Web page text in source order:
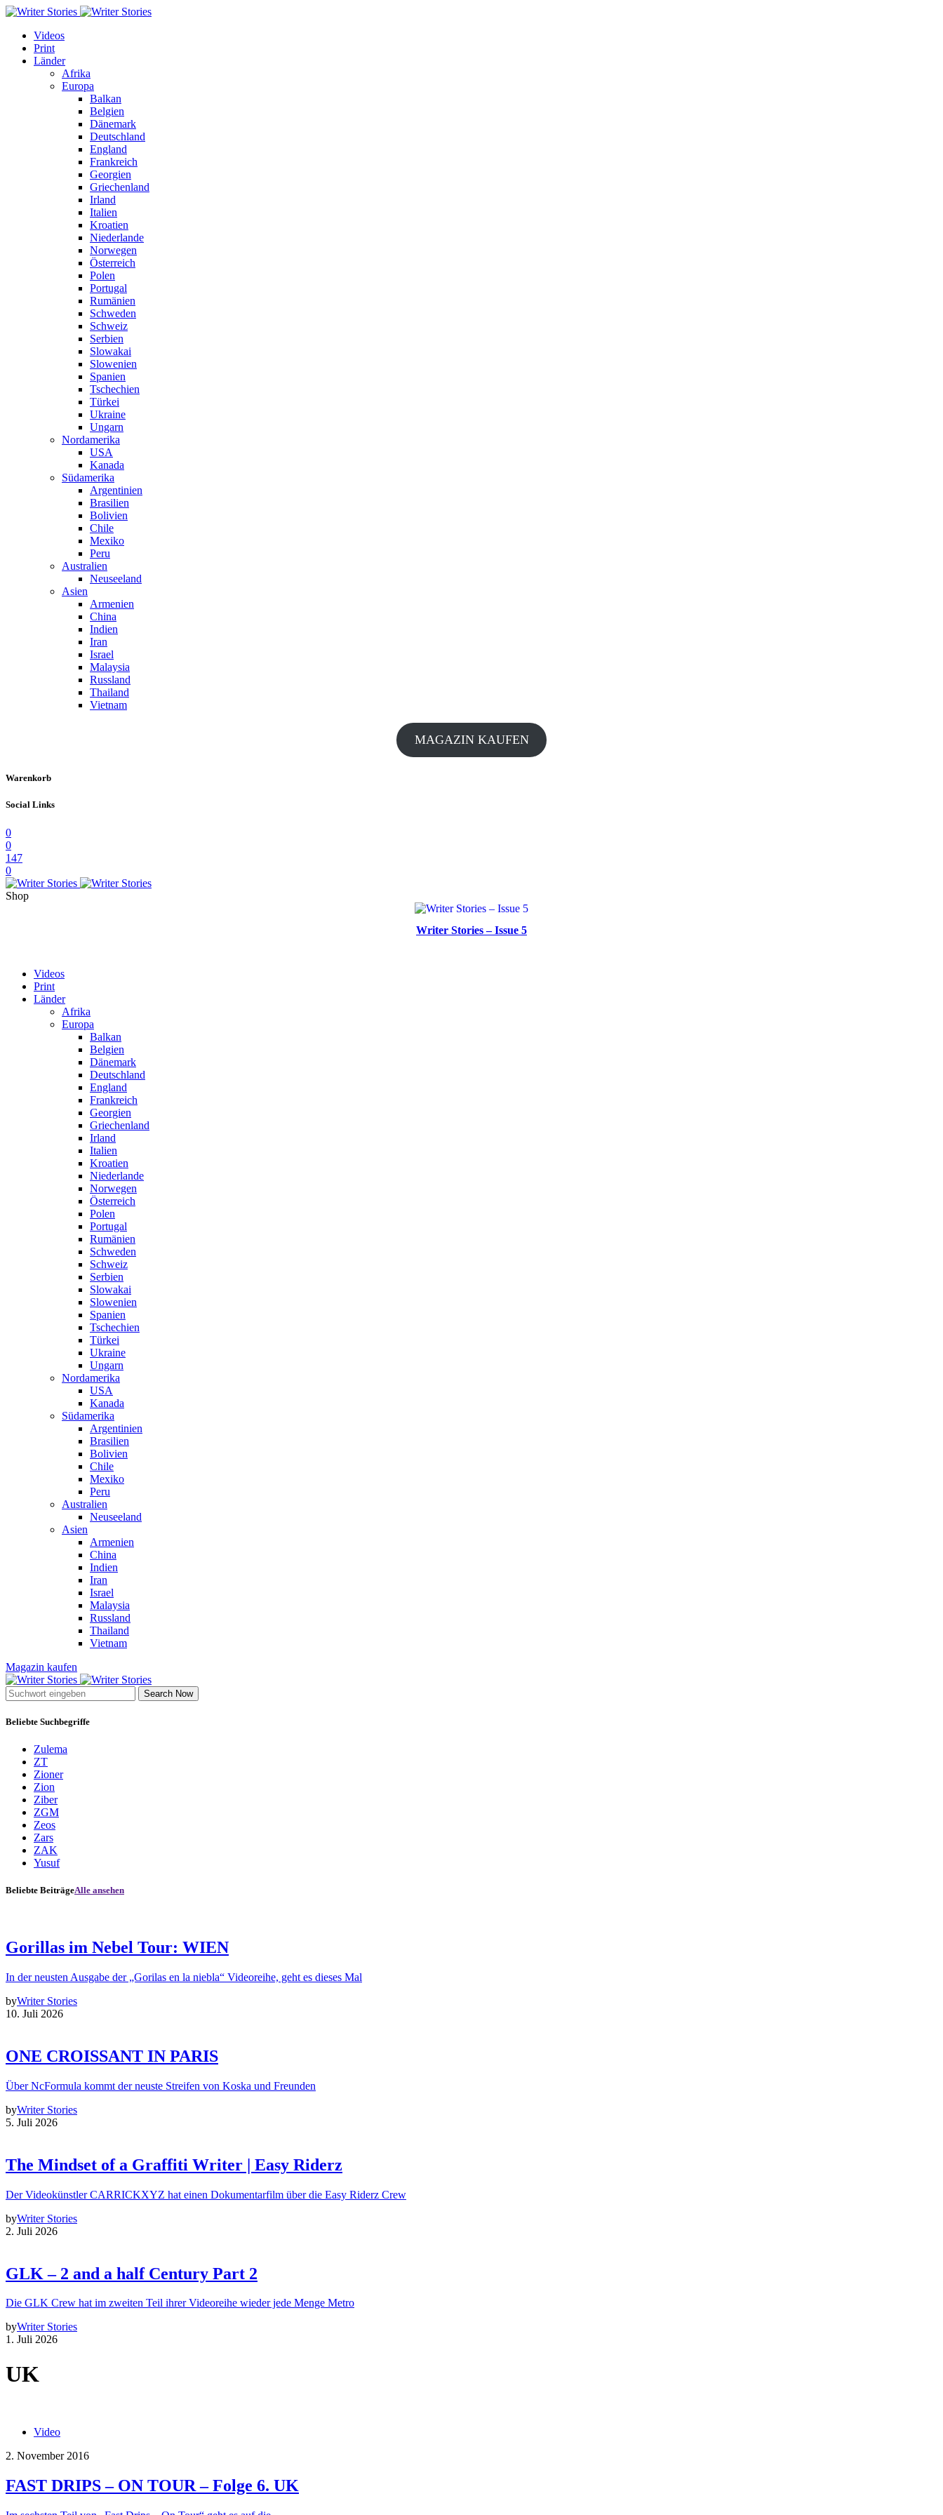
Videos
Print
Länder
Afrika
Europa
Balkan
Belgien
Dänemark
Deutschland
England
Frankreich
Georgien
Griechenland
Irland
Italien
Kroatien
Niederlande
Norwegen
Österreich
Polen
Portugal
Rumänien
Schweden
Schweiz
Serbien
Slowakai
Slowenien
Spanien
Tschechien
Türkei
Ukraine
Ungarn
Nordamerika
USA
Kanada
Südamerika
Argentinien
Brasilien
Bolivien
Chile
Mexiko
Peru
Australien
Neuseeland
Asien
Armenien
China
Indien
Iran
Israel
Malaysia
Russland
Thailand
Vietnam
MAGAZIN KAUFEN
Warenkorb
Social Links
0
0
147
0
Shop
Writer Stories – Issue 5
Videos
Print
Länder
Afrika
Europa
Balkan
Belgien
Dänemark
Deutschland
England
Frankreich
Georgien
Griechenland
Irland
Italien
Kroatien
Niederlande
Norwegen
Österreich
Polen
Portugal
Rumänien
Schweden
Schweiz
Serbien
Slowakai
Slowenien
Spanien
Tschechien
Türkei
Ukraine
Ungarn
Nordamerika
USA
Kanada
Südamerika
Argentinien
Brasilien
Bolivien
Chile
Mexiko
Peru
Australien
Neuseeland
Asien
Armenien
China
Indien
Iran
Israel
Malaysia
Russland
Thailand
Vietnam
Magazin kaufen
Search Now
Beliebte Suchbegriffe
Zulema
ZT
Zioner
Zion
Ziber
ZGM
Zeos
Zars
ZAK
Yusuf
Beliebte BeiträgeAlle ansehen
Gorillas im Nebel Tour: WIEN
In der neusten Ausgabe der „Gorilas en la niebla“ Videoreihe, geht es dieses Mal
byWriter Stories
10. Juli 2026
ONE CROISSANT IN PARIS
Über NcFormula kommt der neuste Streifen von Koska und Freunden
byWriter Stories
5. Juli 2026
The Mindset of a Graffiti Writer | Easy Riderz
Der Videokünstler CARRICKXYZ hat einen Dokumentarfilm über die Easy Riderz Crew
byWriter Stories
2. Juli 2026
GLK – 2 and a half Century Part 2
Die GLK Crew hat im zweiten Teil ihrer Videoreihe wieder jede Menge Metro
byWriter Stories
1. Juli 2026
UK
Video
2. November 2016
FAST DRIPS – ON TOUR – Folge 6. UK